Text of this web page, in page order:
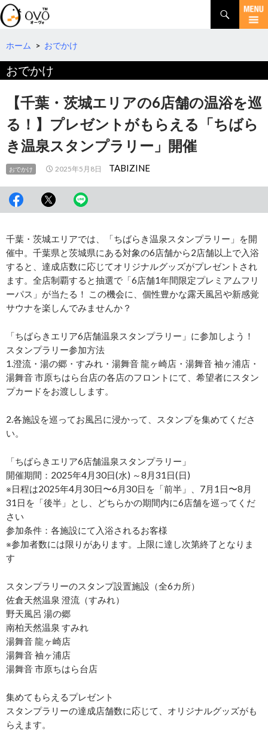
検
索
コ
テ
ツ
へ
ホーム > おでかけ
おでかけ
【千葉・茨城エリアの6店舗の温浴を巡
る！】プレゼントがもらえる「ちばら
き温泉スタンプラリー」開催
おでかけ 2025年5月8日 TABIZINE
千葉・茨城エリアでは、「ちばらき温泉スタンプラリー」を開
催中。千葉県と茨城県にある対象の6店舗から2店舗以上で入浴
すると、達成店数に応じてオリジナルグッズがプレゼントされ
ます。全店制覇すると抽選で「6店舗1年間限定プレミアムフリ
ーパス」が当たる！ この機会に、個性豊かな露天風呂や新感覚
サウナを楽しんでみませんか？
「ちばらきエリア6店舗温泉スタンプラリー」に参加しよう！
スタンプラリー参加方法
1.澄流・湯の郷・すみれ・湯舞音 龍ヶ崎店・湯舞音 袖ヶ浦店・
湯舞音 市原ちはら台店の各店のフロントにて、希望者にスタン
プカードをお渡しします。
2.各施設を巡ってお風呂に浸かって、スタンプを集めてくださ
い。
「ちばらきエリア6店舗温泉スタンプラリー」
開催期間：2025年4月30日(水) ～8月31日(日)
※日程は2025年4月30日〜6月30日を「前半」、7月1日〜8月
31日を「後半」とし、どちらかの期間内に6店舗を巡ってくだ
さい
参加条件：各施設にて入浴されるお客様
※参加者数には限りがあります。上限に達し次第終了となりま
す
スタンプラリーのスタンプ設置施設（全6カ所）
佐倉天然温泉 澄流（すみれ）
野天風呂 湯の郷
南柏天然温泉 すみれ
湯舞音 龍ヶ崎店
湯舞音 袖ヶ浦店
湯舞音 市原ちはら台店
集めてもらえるプレゼント
スタンプラリーの達成店舗数に応じて、オリジナルグッズがも
らえます。